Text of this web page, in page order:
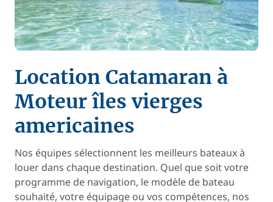
Location Catamaran à
Moteur îles vierges
americaines
Nos équipes sélectionnent les meilleurs bateaux à
louer dans chaque destination. Quel que soit votre
programme de navigation, le modèle de bateau
souhaité, votre équipage ou vos compétences, nos